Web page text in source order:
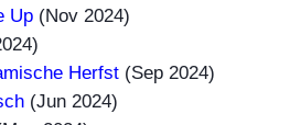
Up (Nov 2024)
Herfst (Sep 2024)
(Jun 2024)